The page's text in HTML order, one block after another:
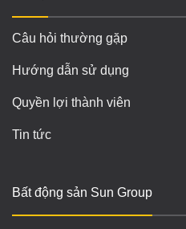
Câu hỏi thường gặp
Hướng dẫn sử dụng
Quyền lợi thành viên
Tin tức
Bất động sản Sun Group